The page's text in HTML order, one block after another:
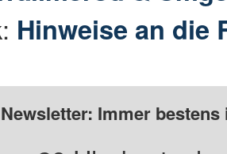
Hinweise an die
Immer